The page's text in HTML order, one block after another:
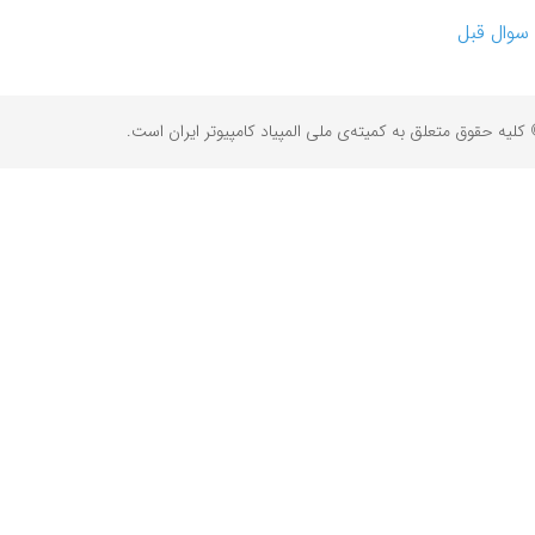
سوال قبل
حقوق متعلق به کمیته‌ی ملی المپیاد کامپیوتر ایران است.